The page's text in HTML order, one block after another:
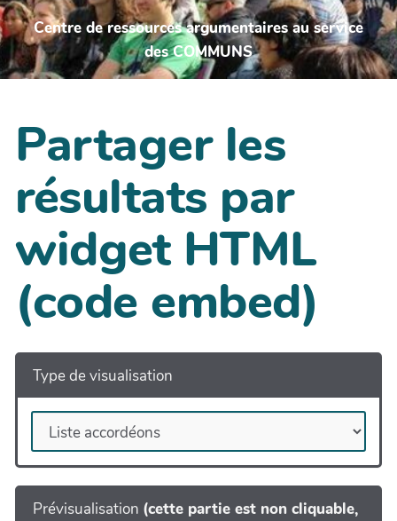
Centre de ressources argumentaires au service
des COMMUNS
Partager les
résultats par
widget HTML
(code embed)
Type de visualisation
Prévisualisation (cette partie est non cliquable,